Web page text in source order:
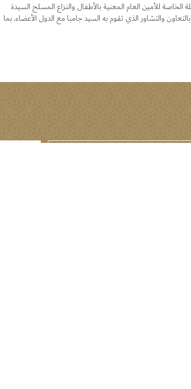
للأمين العام المعنية بالأطفال والنزاع المسلح السيدة
والتشاور الذي تقوم به السيد جامبا مع الدول الأعضاء، بما